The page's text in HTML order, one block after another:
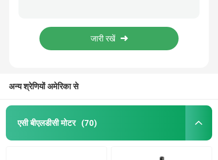
एयर कंडीशनर पंखा मोटर
एसी डीसी गियर मोटर
3 चरण औद्योगिक मोटर
अन्य श्रेणियों अमेरिका से
एसी बीएलडीसी मोटर (70)